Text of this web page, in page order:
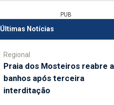
PUB
Últimas Notícias
Regional
Praia dos Mosteiros reabre a
banhos após terceira
interditação